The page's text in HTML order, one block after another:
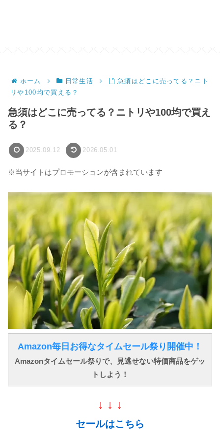
ホーム 日常生活
急須はどこに売ってる？ニト
リや100均で買える？
急須はどこに売ってる？ニトリや100均で買え
る？
2025.09.12 2026.05.01
※当サイトはプロモーションが含まれています
Amazon毎日お得なタイムセール祭り開催中！
Amazonタイムセール祭りで、見逃せない特価商品をゲッ
トしよう！
↓ ↓ ↓
セールはこちら